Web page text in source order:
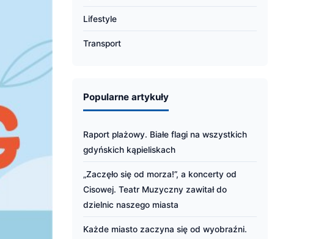
Lifestyle
Transport
Popularne artykuły
Raport plażowy. Białe flagi na wszystkich
gdyńskich kąpieliskach
„Zaczęło się od morza!”, a koncerty od
Cisowej. Teatr Muzyczny zawitał do
dzielnic naszego miasta
Każde miasto zaczyna się od wyobraźni.